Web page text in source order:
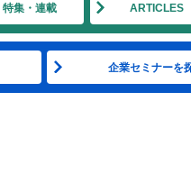
特集・連載 ARTICLES
企業セミナーを